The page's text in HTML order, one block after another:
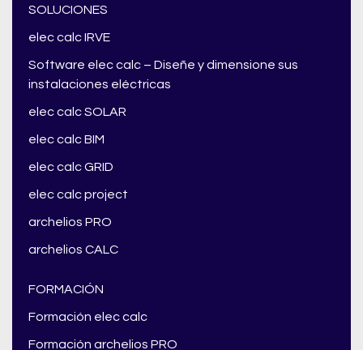
SOLUCIONES
elec calc IRVE
Software elec calc – Diseñe y dimensione sus
instalaciones eléctricas
elec calc SOLAR
elec calc BIM
elec calc GRID
elec calc project
archelios PRO
archelios CALC
FORMACIÓN
Formación elec calc
Formación archelios PRO